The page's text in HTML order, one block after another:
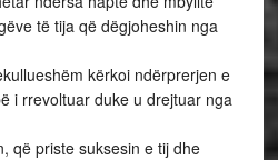
të tija që dëgjoheshin nga
kërkoi ndërprerjen e
i rrevoltuar duke u drejtuar nga
që priste suksesin e tij dhe